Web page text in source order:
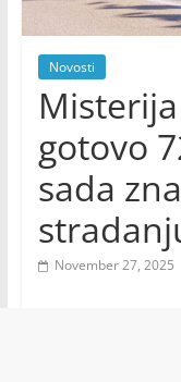
Novosti
gotovo
sada
November 27, 2025